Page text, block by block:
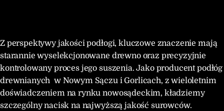
Z perspektywy jakości podłogi, kluczowe znaczenie mają
starannie wyselekcjonowane drewno oraz precyzyjnie
kontrolowany proces jego suszenia. Jako producent podłóg
drewnianych w Nowym Sączu i Gorlicach, z wieloletnim
doświadczeniem na rynku nowosądeckim, kładziemy
szczególny nacisk na najwyższą jakość surowców.